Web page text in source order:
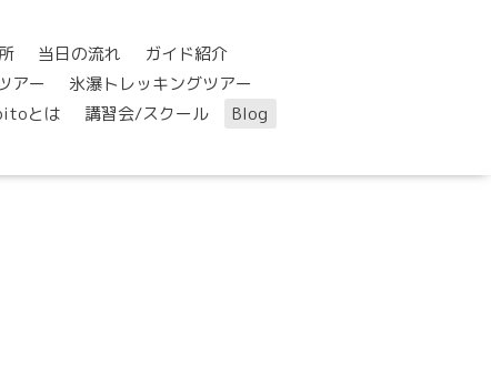
当日の流れ
ガイド紹介
アー
氷瀑トレッキングツアー
とは 講習会/スクール
Blog